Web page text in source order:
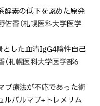
酵素の低下を認めた原発
香（札幌医科大学医学
とした血清IgG4陰性自己
札幌医科大学医学部6
ブ療法が不応であった術
ルバルマブ+トレメリム